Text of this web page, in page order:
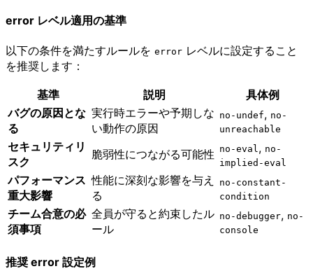
error レベル適用の基準
以下の条件を満たすルールを error レベルに設定すること
を推奨します：
基準 説明
具体例
バグの原因とな
る
実行時エラーや予期しな
い動作の原因
no-undef, no-
unreachable
セキュリティリ
スク
脆弱性につながる可能性 no-eval, no-
implied-eval
パフォーマンス
重大影響
性能に深刻な影響を与え
る
no-constant-
condition
チーム合意の必
須事項
全員が守ると約束したル
ール
no-debugger, no-
console
推奨 error 設定例